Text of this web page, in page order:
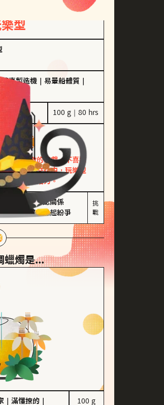
型
驚喜製造機 易暈船體質
100 g｜80 hrs
型
珀
一場刺激的遊戲，不喜歡
會中還是交往中，玩樂型
關係充滿活力。
害怕確認關係
桃花較多易起紛爭
挑
戰
蠟燭是...
滿懂撩的
100 g